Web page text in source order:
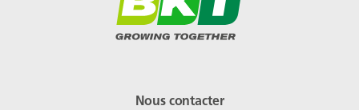
Nous contacter